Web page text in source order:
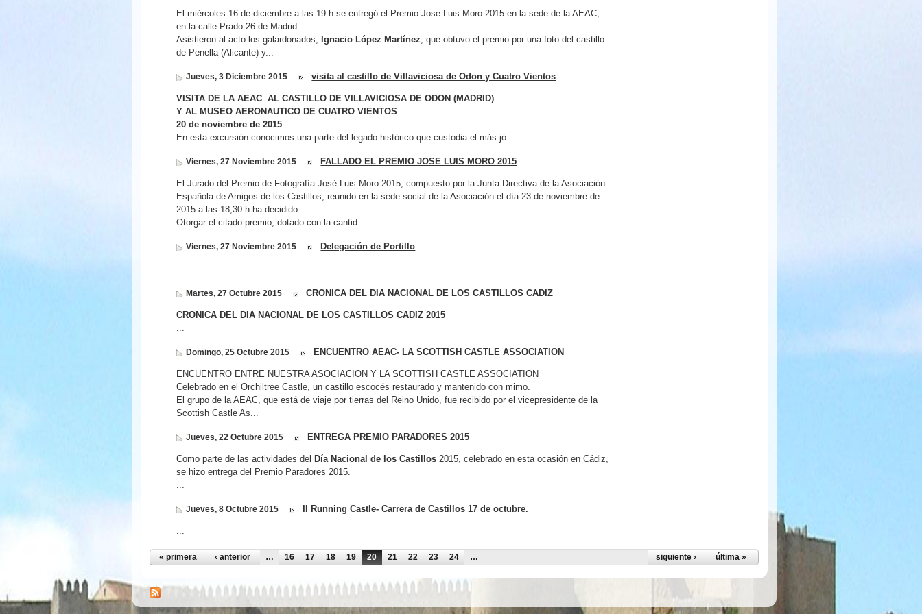
El miércoles 16 de diciembre a las 19 h se entregó el Premio Jose Luis Moro 2015 en la sede de la AEAC,
en la calle Prado 26 de Madrid.
Asistieron al acto los galardonados, Ignacio López Martínez , que obtuvo el premio por una foto del castillo
de Penella (Alicante) y...
Jueves, 3 Diciembre 2015 visita al castillo de Villaviciosa de Odon y Cuatro Vientos
VISITA DE LA AEAC AL CASTILLO DE VILLAVICIOSA DE ODON (MADRID)
Y AL MUSEO AERONAUTICO DE CUATRO VIENTOS
20 de noviembre de 2015
En esta excursión conocimos una parte del legado histórico que custodia el más jó...
Viernes, 27 Noviembre 2015 FALLADO EL PREMIO JOSE LUIS MORO 2015
El Jurado del Premio de Fotografía José Luis Moro 2015, compuesto por la Junta Directiva de la Asociación
Española de Amigos de los Castillos, reunido en la sede social de la Asociación el día 23 de noviembre de
2015 a las 18,30 h ha decidido:
Otorgar el citado premio, dotado con la cantid...
Viernes, 27 Noviembre 2015 Delegación de Portillo
...
Martes, 27 Octubre 2015 CRONICA DEL DIA NACIONAL DE LOS CASTILLOS CADIZ
CRONICA DEL DIA NACIONAL DE LOS CASTILLOS CADIZ 2015
Domingo, 25 Octubre 2015 ENCUENTRO AEAC- LA SCOTTISH CASTLE ASSOCIATION
ENCUENTRO ENTRE NUESTRA ASOCIACION Y LA SCOTTISH CASTLE ASSOCIATION
Celebrado en el Orchiltree Castle, un castillo escocés restaurado y mantenido con mimo.
El grupo de la AEAC, que está de viaje por tierras del Reino Unido, fue recibido por el vicepresidente de la
Scottish Castle As...
Jueves, 22 Octubre 2015 ENTREGA PREMIO PARADORES 2015
Como parte de las actividades del Día Nacional de los Castillos 2015, celebrado en esta ocasión en Cádiz,
se hizo entrega del Premio Paradores 2015.
...
Jueves, 8 Octubre 2015 II Running Castle- Carrera de Castillos 17 de octubre.
...
Páginas
« primera ‹ anterior … 16 17 18 19 20 21 22 23 24 … siguiente › última »